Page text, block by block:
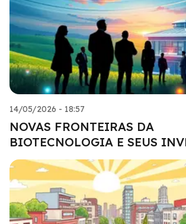
14/05/2026 - 18:57
NOVAS FRONTEIRAS DA
BIOTECNOLOGIA E SEUS